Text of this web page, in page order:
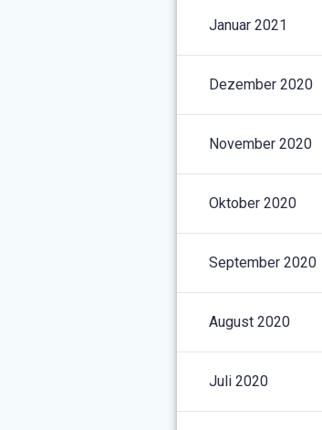
Januar 2021
Dezember 2020
November 2020
Oktober 2020
September 2020
August 2020
Juli 2020